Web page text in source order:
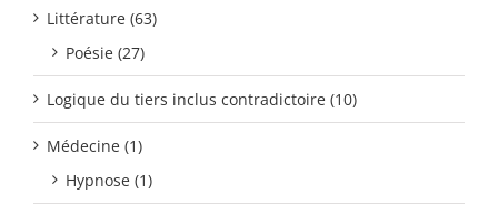
Littérature (63)
Poésie (27)
Logique du tiers inclus contradictoire (10)
Médecine (1)
Hypnose (1)